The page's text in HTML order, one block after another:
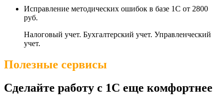
Исправление методических ошибок в базе 1С от 2800
руб.
Налоговый учет. Бухгалтерский учет. Управленческий
учет.
Полезные сервисы
Сделайте работу с 1С еще комфортнее